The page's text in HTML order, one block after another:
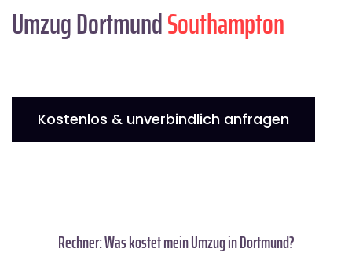
Umzug DortmundSouthampton
Kostenlos & unverbindlich anfragen
Rechner: Was kostet mein Umzug in Dortmund?